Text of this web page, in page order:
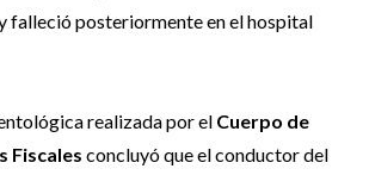
falleció posteriormente en el hospital
realizada por el Cuerpo de
Fiscales concluyó que el conductor del